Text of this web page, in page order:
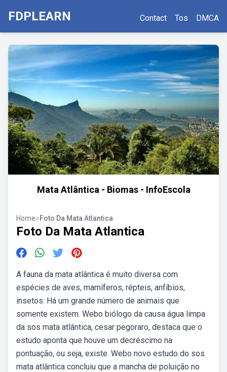
FDPLEARN Contact Tos DMCA
Mata Atlântica - Biomas - InfoEscola
Home>Foto Da Mata Atlantica
Foto Da Mata Atlantica
A fauna da mata atlântica é muito diversa com
espécies de aves, mamíferos, répteis, anfíbios,
insetos. Há um grande número de animais que
somente existem. Webo biólogo da causa água limpa
da sos mata atlântica, cesar pegoraro, destaca que o
estudo aponta que houve um decréscimo na
pontuação, ou seja, existe. Webo novo estudo do sos
mata atlântica concluiu que a mancha de poluição no